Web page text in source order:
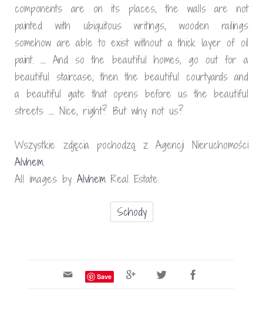
components are on its places, the walls are not
painted with ubiquitous writings, wooden railings
somehow are able to exist without a thick layer of oil
paint. …. And so the beautiful homes, go out for a
beautiful staircase, then the beautiful courtyards and
a beautiful gate that opens before us the beautiful
streets …. Nice, right? But why not us?
Wszystkie zdjęcia pochodzą z Agencji Nieruchomości
Alvhem.
All images by Alvhem Real Estate.
Schody
Save